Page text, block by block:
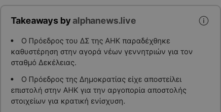
Takeaways byalphanews.live
Ο Πρόεδρος του ΔΣ της ΑΗΚ παραδέχθηκε
καθυστέρηση στην αγορά νέων γεννητριών για τον
σταθμό Δεκέλειας.
Ο Πρόεδρος της Δημοκρατίας είχε αποστείλει
επιστολή στην ΑΗΚ για την αργοπορία αποστολής
στοιχείων για κρατική ενίσχυση.